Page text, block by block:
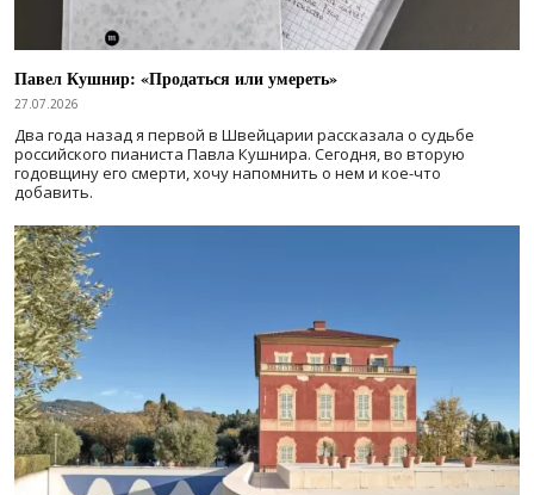
Павел Кушнир: «Продаться или умереть»
27.07.2026
Два года назад я первой в Швейцарии рассказала о судьбе
российского пианиста Павла Кушнира. Сегодня, во вторую
годовщину его смерти, хочу напомнить о нем и кое-что
добавить.